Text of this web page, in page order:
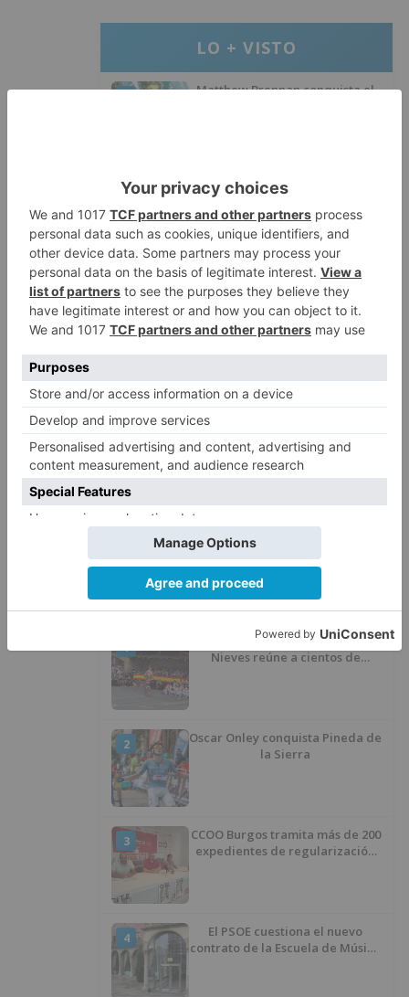
LO + VISTO
Matthew Brennan conquista el
2
Un incendio intencionado
calcina el tobogán del parque
infantil del Barrio del Pilar de
Burgos
3
Seis proyectos de Burgos
recibirán 7,5 millones de euros
para impulsar plantas solares
Herido un hombre de 35 años
que iba en silla de ruedas tras
ser atropellado en Burgos
El PSOE advierte de que el
"vaciado la hucha" y depende
del Ministerio para sostener las
inversiones
LO ÚLTIMO
1
GALERÍA | La Romería de Las
Nieves reúne a cientos de
2
Oscar Onley conquista Pineda de
la Sierra
3
CCOO Burgos tramita más de 200
expedientes de regularización
4
El PSOE cuestiona el nuevo
contrato de la Escuela de Música